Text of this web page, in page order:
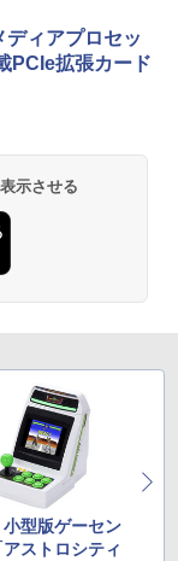
・ろ・は・す 2L P
レス 500ml ×24本
静岡県産 500ミリリ
レス 500ml ×24本
ミリリットル (Sm
ジタル版ビッグガ
(角川コミックス・
ロ版 39 (ジャンプ
ディアプロセッ
PCIe拡張カード
示させる
小型版ゲーセン
ストロシティ